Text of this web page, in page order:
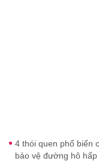
4 thói quen phổ biến
bảo vệ đường hô hấp